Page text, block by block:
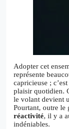
Adopter cet
représente
capricieuse ;
plaisir quotidien.
le volant devient
Pourtant, outre le
réactivité, il y a
indéniables.